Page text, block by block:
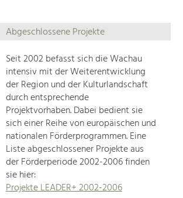
Themenübersicht
Die
Regionalentwicklung
in
unserer
Region
ist
sehr
vielfältig.
Deshalb
geben
wir
hier
Abgeschlossene Projekte
Seit 2002 befasst sich die Wachau
intensiv mit der Weiterentwicklung
der Region und der Kulturlandschaft
durch entsprechende
Projektvorhaben. Dabei bedient sie
sich einer Reihe von europäischen und
nationalen Förderprogrammen. Eine
Liste abgeschlossener Projekte aus
der Förderperiode 2002-2006 finden
sie hier:
Projekte LEADER+ 2002-2006